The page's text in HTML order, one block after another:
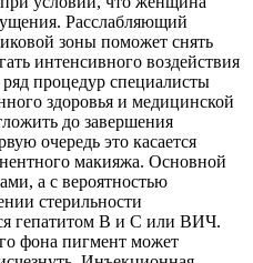
Расслабляющий
зоны поможет снять
интенсивного воздействия
процедур специалисты
здоровья и медицинской
до завершения
очередь это касается
макияжа. Основной
а с вероятностью
стерильности
гепатитом B и C или ВИЧ.
фона пигмент может